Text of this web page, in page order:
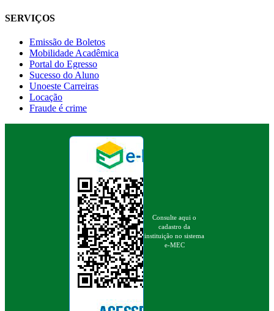
SERVIÇOS
Emissão de Boletos
Mobilidade Acadêmica
Portal do Egresso
Sucesso do Aluno
Unoeste Carreiras
Locação
Fraude é crime
Consulte aqui o
cadastro da
instituição no sistema
e-MEC